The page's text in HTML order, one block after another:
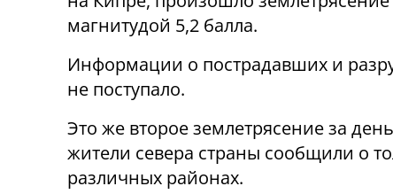
магнитудой 5,2 балла.
Информации о пострадавших и
не поступало.
Это же второе землетрясение за
жители севера страны сообщили о
различных районах.